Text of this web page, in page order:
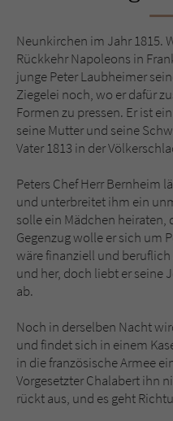
Neunkirchen im Jahr 1815.
Rückkehr Napoleons in
junge Peter Laubheimer
Ziegelei noch, wo er dafür
Formen zu pressen. Er ist
seine Mutter und seine
Vater 1813 in der
Peters Chef Herr Bernheim
und unterbreitet ihm ein
solle ein Mädchen heiraten,
Gegenzug wolle er sich um
wäre finanziell und
und her, doch liebt er seine
ab.
Noch in derselben Nacht
und findet sich in einem
in die französische Armee
Vorgesetzter Chalabert ihn
rückt aus, und es geht
überprüfen.